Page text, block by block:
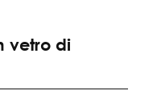
vetro di